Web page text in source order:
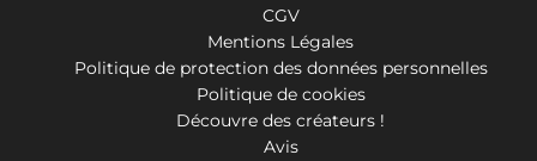
CGV
Mentions Légales
Politique de protection des données personnelles
Politique de cookies
Découvre des créateurs !
Avis